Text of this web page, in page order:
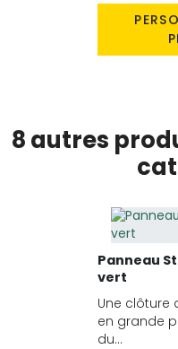
8 autres
Panneau
vert
Une clôture
en grande
du...